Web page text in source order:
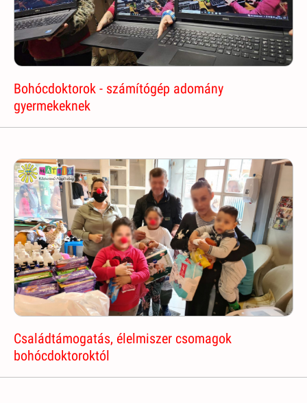
Bohócdoktorok - számítógép adomány
gyermekeknek
Családtámogatás, élelmiszer csomagok
bohócdoktoroktól